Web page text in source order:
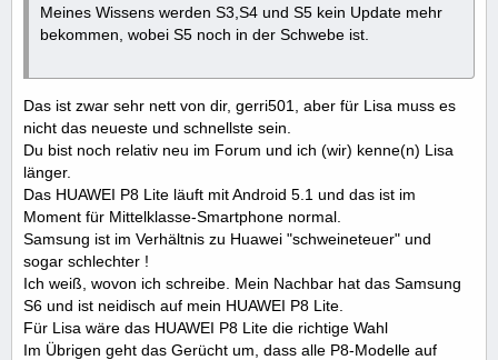
Meines Wissens werden S3,S4 und S5 kein Update mehr
bekommen, wobei S5 noch in der Schwebe ist.
Das ist zwar sehr nett von dir, gerri501, aber für Lisa muss es
nicht das neueste und schnellste sein.
Du bist noch relativ neu im Forum und ich (wir) kenne(n) Lisa
länger.
Das HUAWEI P8 Lite läuft mit Android 5.1 und das ist im
Moment für Mittelklasse-Smartphone normal.
Samsung ist im Verhältnis zu Huawei "schweineteuer" und
sogar schlechter !
Ich weiß, wovon ich schreibe. Mein Nachbar hat das Samsung
S6 und ist neidisch auf mein HUAWEI P8 Lite.
Für Lisa wäre das HUAWEI P8 Lite die richtige Wahl
Im Übrigen geht das Gerücht um, dass alle P8-Modelle auf